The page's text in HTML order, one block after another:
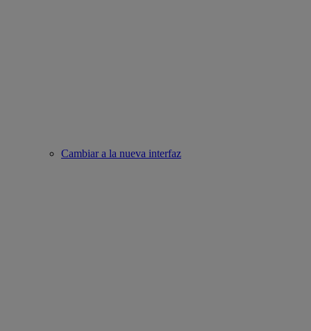
Cambiar a la nueva interfaz